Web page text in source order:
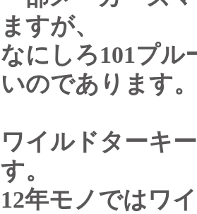
ますが、
なにしろ101プ
いのであります。
ワイルドターキ
す。
12年モノではワ